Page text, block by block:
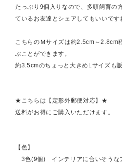
たっぷり9個入りなので、多頭飼育の
ているお友達とシェアしてもいいです
こちらのＭサイズは約2.5cm～2.8cm
ぶことができます。
約3.5cmのちょっと大きめLサイズも販
★こちらは【定形外郵便対応】★
送料がお得にご購入いただけます。
【色】
3色(9個) インテリアに合いそうな